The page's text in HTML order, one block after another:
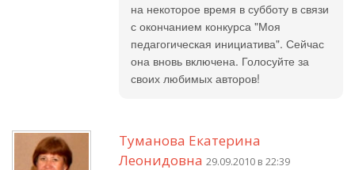
на некоторое время в субботу в связи
с окончанием конкурса "Моя
педагогическая инициатива". Сейчас
она вновь включена. Голосуйте за
своих любимых авторов!
Туманова Екатерина
Леонидовна 29.09.2010 в 22:39